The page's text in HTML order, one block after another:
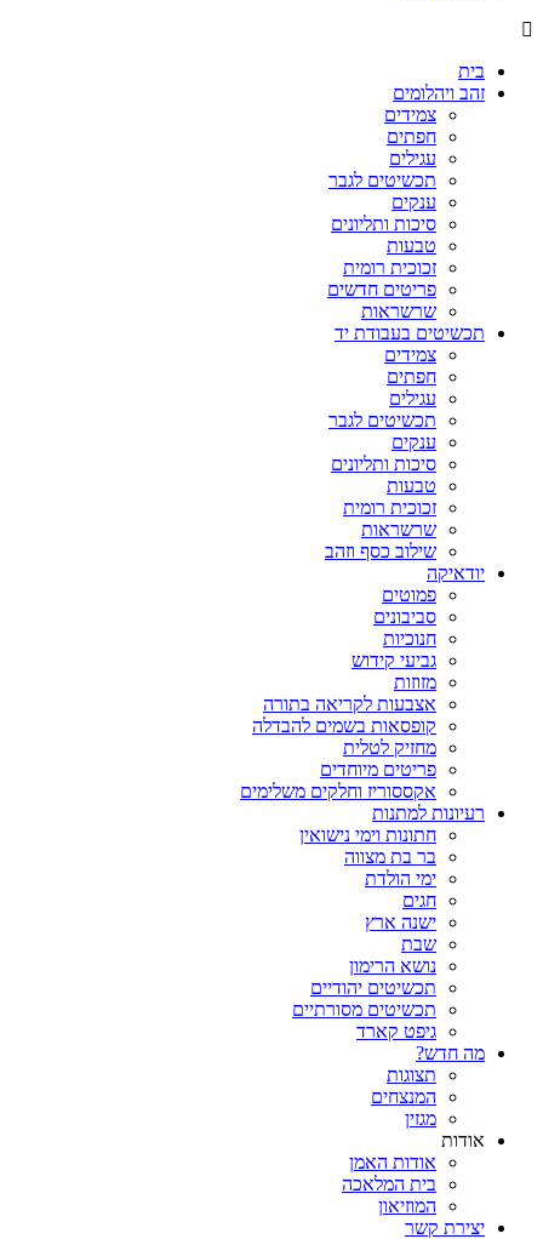
בית
זהב ויהלומים
צמידים
חפתים
עגילים
תכשיטים לגבר
ענקים
סיכות ותליונים
טבעות
זכוכית רומית
פריטים חדשים
שרשראות
תכשיטים בעבודת יד
צמידים
חפתים
עגילים
תכשיטים לגבר
ענקים
סיכות ותליונים
טבעות
זכוכית רומית
שרשראות
שילוב כסף וזהב
יודאיקה
פמוטים
סביבונים
חנוכיות
גביעי קידוש
מזוזות
אצבעות לקריאה בתורה
קופסאות בשמים להבדלה
מחזיק לטלית
פריטים מיוחדים
אקססוריז וחלקים משלימים
רעיונות למתנות
חתונות וימי נישואין
בר בת מצווה
ימי הולדת
חגים
ישנה ארץ
שבת
נושא הרימון
תכשיטים יהודיים
תכשיטים מסורתיים
גיפט קארד
מה חדש?
תצוגות
המנצחים
מגזין
אודות
אודות האמן
בית המלאכה
המוזיאון
יצירת קשר